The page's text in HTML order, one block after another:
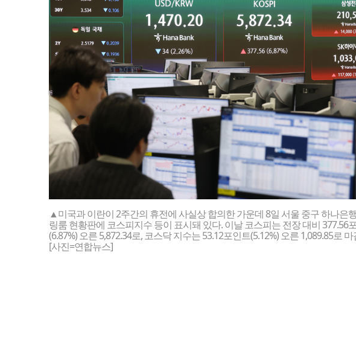
▲미국과 이란이 2주간의 휴전에 사실상 합의한 가운데 8일 서울 중구 하나은
링룸 현황판에 코스피지수 등이 표시돼 있다. 이날 코스피는 전장 대비 377.56
(6.87%) 오른 5,872.34로, 코스닥 지수는 53.12포인트(5.12%) 오른 1,089.85로
[사진=연합뉴스]